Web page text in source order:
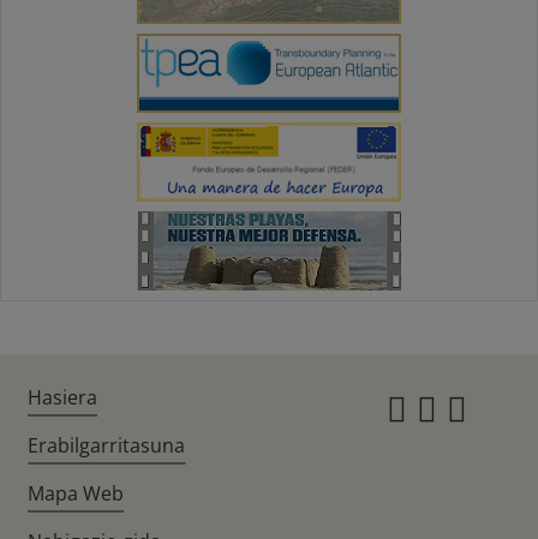
Hasiera
Erabilgarritasuna
Mapa Web